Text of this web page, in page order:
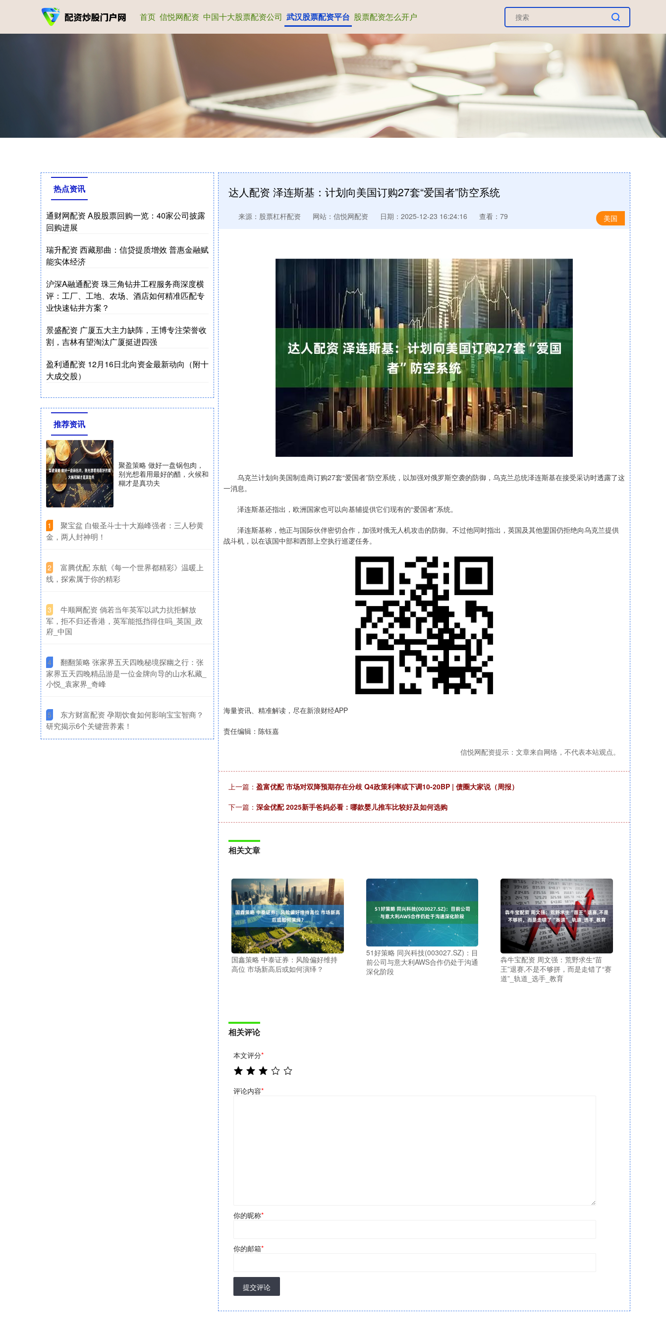
首页 信悦网配资 中国十大股票配资公司 武汉股票配资平台 股票配资怎么开户
达人配资 泽连斯基：计划向美国订购27套“爱国者”防空系统
美国
来源：股票杠杆配资 网站：信悦网配资 日期：2025-12-23 16:24:16 查看：79
乌克兰计划向美国制造商订购27套“爱国者”防空系统，以加强对俄罗斯空袭的防御，乌克兰总统泽连斯基在接受采访时透露了这
一消息。
泽连斯基还指出，欧洲国家也可以向基辅提供它们现有的“爱国者”系统。
泽连斯基称，他正与国际伙伴密切合作，加强对俄无人机攻击的防御。不过他同时指出，英国及其他盟国仍拒绝向乌克兰提供
战斗机，以在该国中部和西部上空执行巡逻任务。
海量资讯、精准解读，尽在新浪财经APP
责任编辑：陈钰嘉
信悦网配资提示：文章来自网络，不代表本站观点。
上一篇： 盈富优配 市场对双降预期存在分歧 Q4政策利率或下调10-20BP | 债圈大家说（周报）
下一篇： 深金优配 2025新手爸妈必看：哪款婴儿推车比较好及如何选购
相关文章
国鑫策略 中泰证券：风险偏好维持
高位 市场新高后或如何演绎？
51好策略 同兴科技(003027.SZ)：目
前公司与意大利AWS合作仍处于沟通
深化阶段
犇牛宝配资 周文强：荒野求生“苗
王”退赛,不是不够拼，而是走错了“赛
道”_轨道_选手_教育
相关评论
本文评分*
评论内容*
你的昵称*
你的邮箱*
提交评论
热点资讯
通财网配资 A股股票回购一览：40家公司披露
回购进展
瑞升配资 西藏那曲：信贷提质增效 普惠金融赋
能实体经济
沪深A融通配资 珠三角钻井工程服务商深度横
评：工厂、工地、农场、酒店如何精准匹配专
业快速钻井方案？
景盛配资 广厦五大主力缺阵，王博专注荣誉收
割，吉林有望淘汰广厦挺进四强
盈利通配资 12月16日北向资金最新动向（附十
大成交股）
推荐资讯
聚盈策略 做好一盘锅包肉，
别光想着用最好的醋，火候和
糊才是真功夫
1
​聚宝盆 白银圣斗士十大巅峰强者：三人秒黄
金，两人封神明！
2
​富腾优配 东航《每一个世界都精彩》温暖上
线，探索属于你的精彩
3
​牛顺网配资 倘若当年英军以武力抗拒解放
军，拒不归还香港，英军能抵挡得住吗_英国_政
府_中国
4
​翻翻策略 张家界五天四晚秘境探幽之行：张
家界五天四晚精品游是一位金牌向导的山水私藏_
小悦_袁家界_奇峰
5
​东方财富配资 孕期饮食如何影响宝宝智商？
研究揭示6个关键营养素！